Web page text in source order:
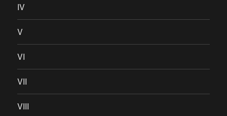
IV
V
VI
VII
VIII